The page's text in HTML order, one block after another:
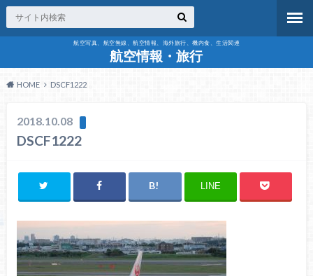
航空写真、航空無線、航空情報、海外旅行、機内食、生活関連
航空情報・旅行
HOME DSCF1222
2018.10.08
DSCF1222
LINE